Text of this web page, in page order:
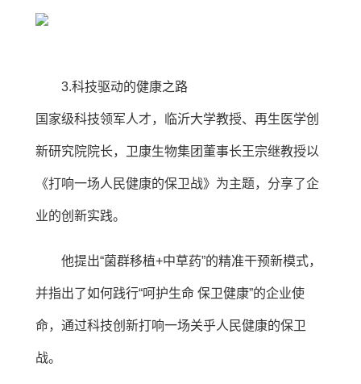
3.科技驱动的健康之路
国家级科技领军人才，临沂大学教授、再生医学创
新研究院院长，卫康生物集团董事长王宗继教授以
《打响一场人民健康的保卫战》为主题，分享了企
业的创新实践。
他提出“菌群移植+中草药”的精准干预新模式，
并指出了如何践行“呵护生命 保卫健康”的企业使
命，通过科技创新打响一场关乎人民健康的保卫
战。